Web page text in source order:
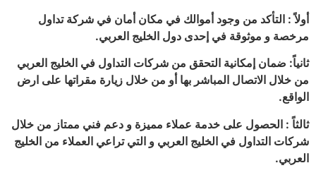
أولاً : التأكد من وجود أموالك في مكان أمان في شركة تداول
مرخصة و موثوقة في إحدى دول الخليج العربي.
ثانياً: ضمان إمكانية التحقق من شركات التداول في الخليج العربي
من خلال الاتصال المباشر بها أو من خلال زيارة مقراتها على ارض
الواقع.
ثالثاً : الحصول على خدمة عملاء مميزة و دعم فني ممتاز من خلال
شركات التداول في الخليج العربي و التي تراعي العملاء من الخليج
العربي.